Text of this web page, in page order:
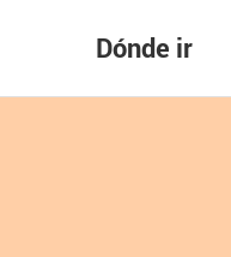
Dónde ir